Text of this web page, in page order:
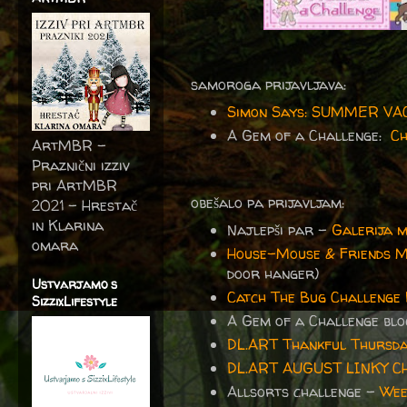
samoroga prijavljava:
Simon Says: SUMMER
A Gem of a Challenge:
obešalo pa prijavljam:
Najlepši par -Galerija
House-Mouse & Friends
door hanger)
Catch The Bug Challenge
A Gem of a Challenge
DL.ART Thankful
DL.ART AUGUST LINKY
Allsorts challenge -
ArtMBR -
Praznični izziv
pri ArtMBR
2021 – Hrestač
in Klarina
omara
Ustvarjamo s
SizzixLifestyle